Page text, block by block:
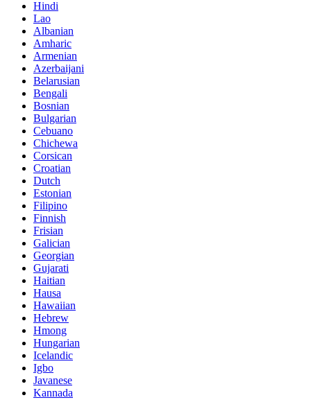
Hindi
Lao
Albanian
Amharic
Armenian
Azerbaijani
Belarusian
Bengali
Bosnian
Bulgarian
Cebuano
Chichewa
Corsican
Croatian
Dutch
Estonian
Filipino
Finnish
Frisian
Galician
Georgian
Gujarati
Haitian
Hausa
Hawaiian
Hebrew
Hmong
Hungarian
Icelandic
Igbo
Javanese
Kannada